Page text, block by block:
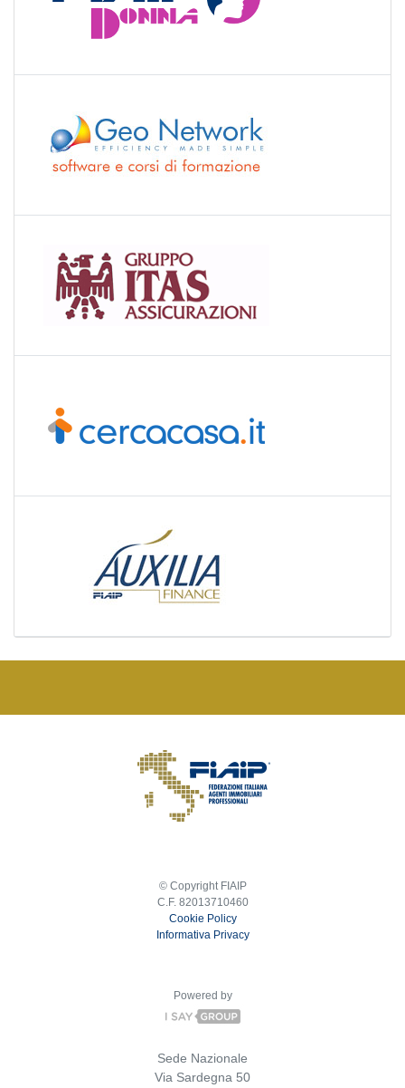
© Copyright FIAIP
C.F. 82013710460
Cookie Policy
Informativa Privacy
Powered by
Sede Nazionale
Via Sardegna 50